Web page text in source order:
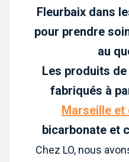
Fleurbaix dans
pour prendre
au
Les produits
fabriqués à
Marseille et
bicarbonate et
Chez LO, nous